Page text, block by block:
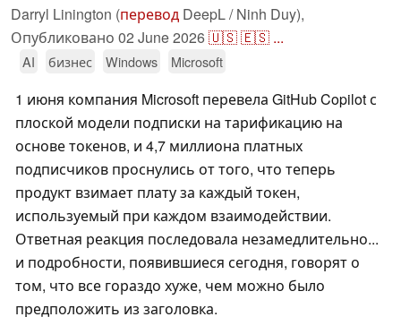
Darryl Linington (перевод DeepL / Ninh Duy),
Опубликовано 02 June 2026🇺🇸🇪🇸 ...
AI бизнес Windows Microsoft
1 июня компания Microsoft перевела GitHub Copilot с
плоской модели подписки на тарификацию на
основе токенов, и 4,7 миллиона платных
подписчиков проснулись от того, что теперь
продукт взимает плату за каждый токен,
используемый при каждом взаимодействии.
Ответная реакция последовала незамедлительно...
и подробности, появившиеся сегодня, говорят о
том, что все гораздо хуже, чем можно было
предположить из заголовка.